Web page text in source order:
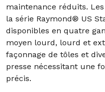
maintenance réduits.
la série Raymond® US
disponibles en quatre
moyen lourd, lourd et
façonnage de tôles et
presse nécessitant une
précis.